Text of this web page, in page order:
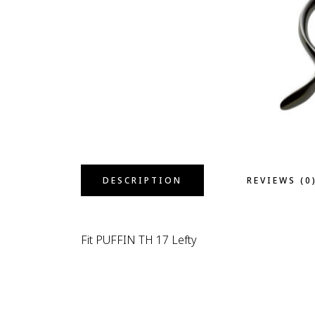
DESCRIPTION REVIEWS
Fit PUFFIN TH 17 Lefty